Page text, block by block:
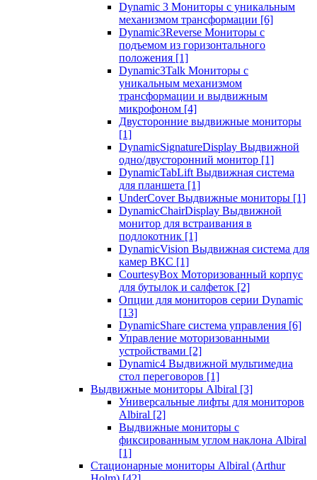
Dynamic 3 Мониторы с уникальным
механизмом трансформации [6]
Dynamic3Reverse Мониторы с
подъемом из горизонтального
положения [1]
Dynamic3Talk Мониторы с
уникальным механизмом
трансформации и выдвижным
микрофоном [4]
Двусторонние выдвижные мониторы
[1]
DynamicSignatureDisplay Выдвижной
одно/двусторонний монитор [1]
DynamicTabLift Выдвижная система
для планшета [1]
UnderCover Выдвижные мониторы [1]
DynamicChairDisplay Выдвижной
монитор для встраивания в
подлокотник [1]
DynamicVision Выдвижная система для
камер ВКС [1]
CourtesyBox Моторизованный корпус
для бутылок и салфеток [2]
Опции для мониторов серии Dynamic
[13]
DynamicShare система управления [6]
Управление моторизованными
устройствами [2]
Dynamic4 Выдвижной мультимедиа
стол переговоров [1]
Выдвижные мониторы Albiral [3]
Универсальные лифты для мониторов
Albiral [2]
Выдвижные мониторы с
фиксированным углом наклона Albiral
[1]
Стационарные мониторы Albiral (Arthur